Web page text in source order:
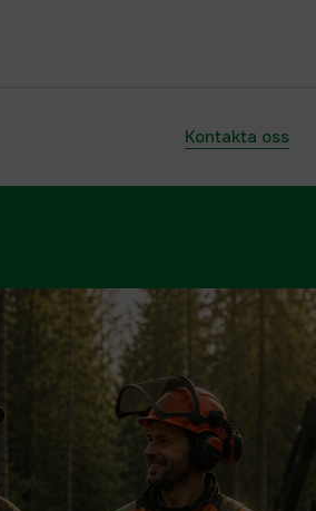
Kontakta oss